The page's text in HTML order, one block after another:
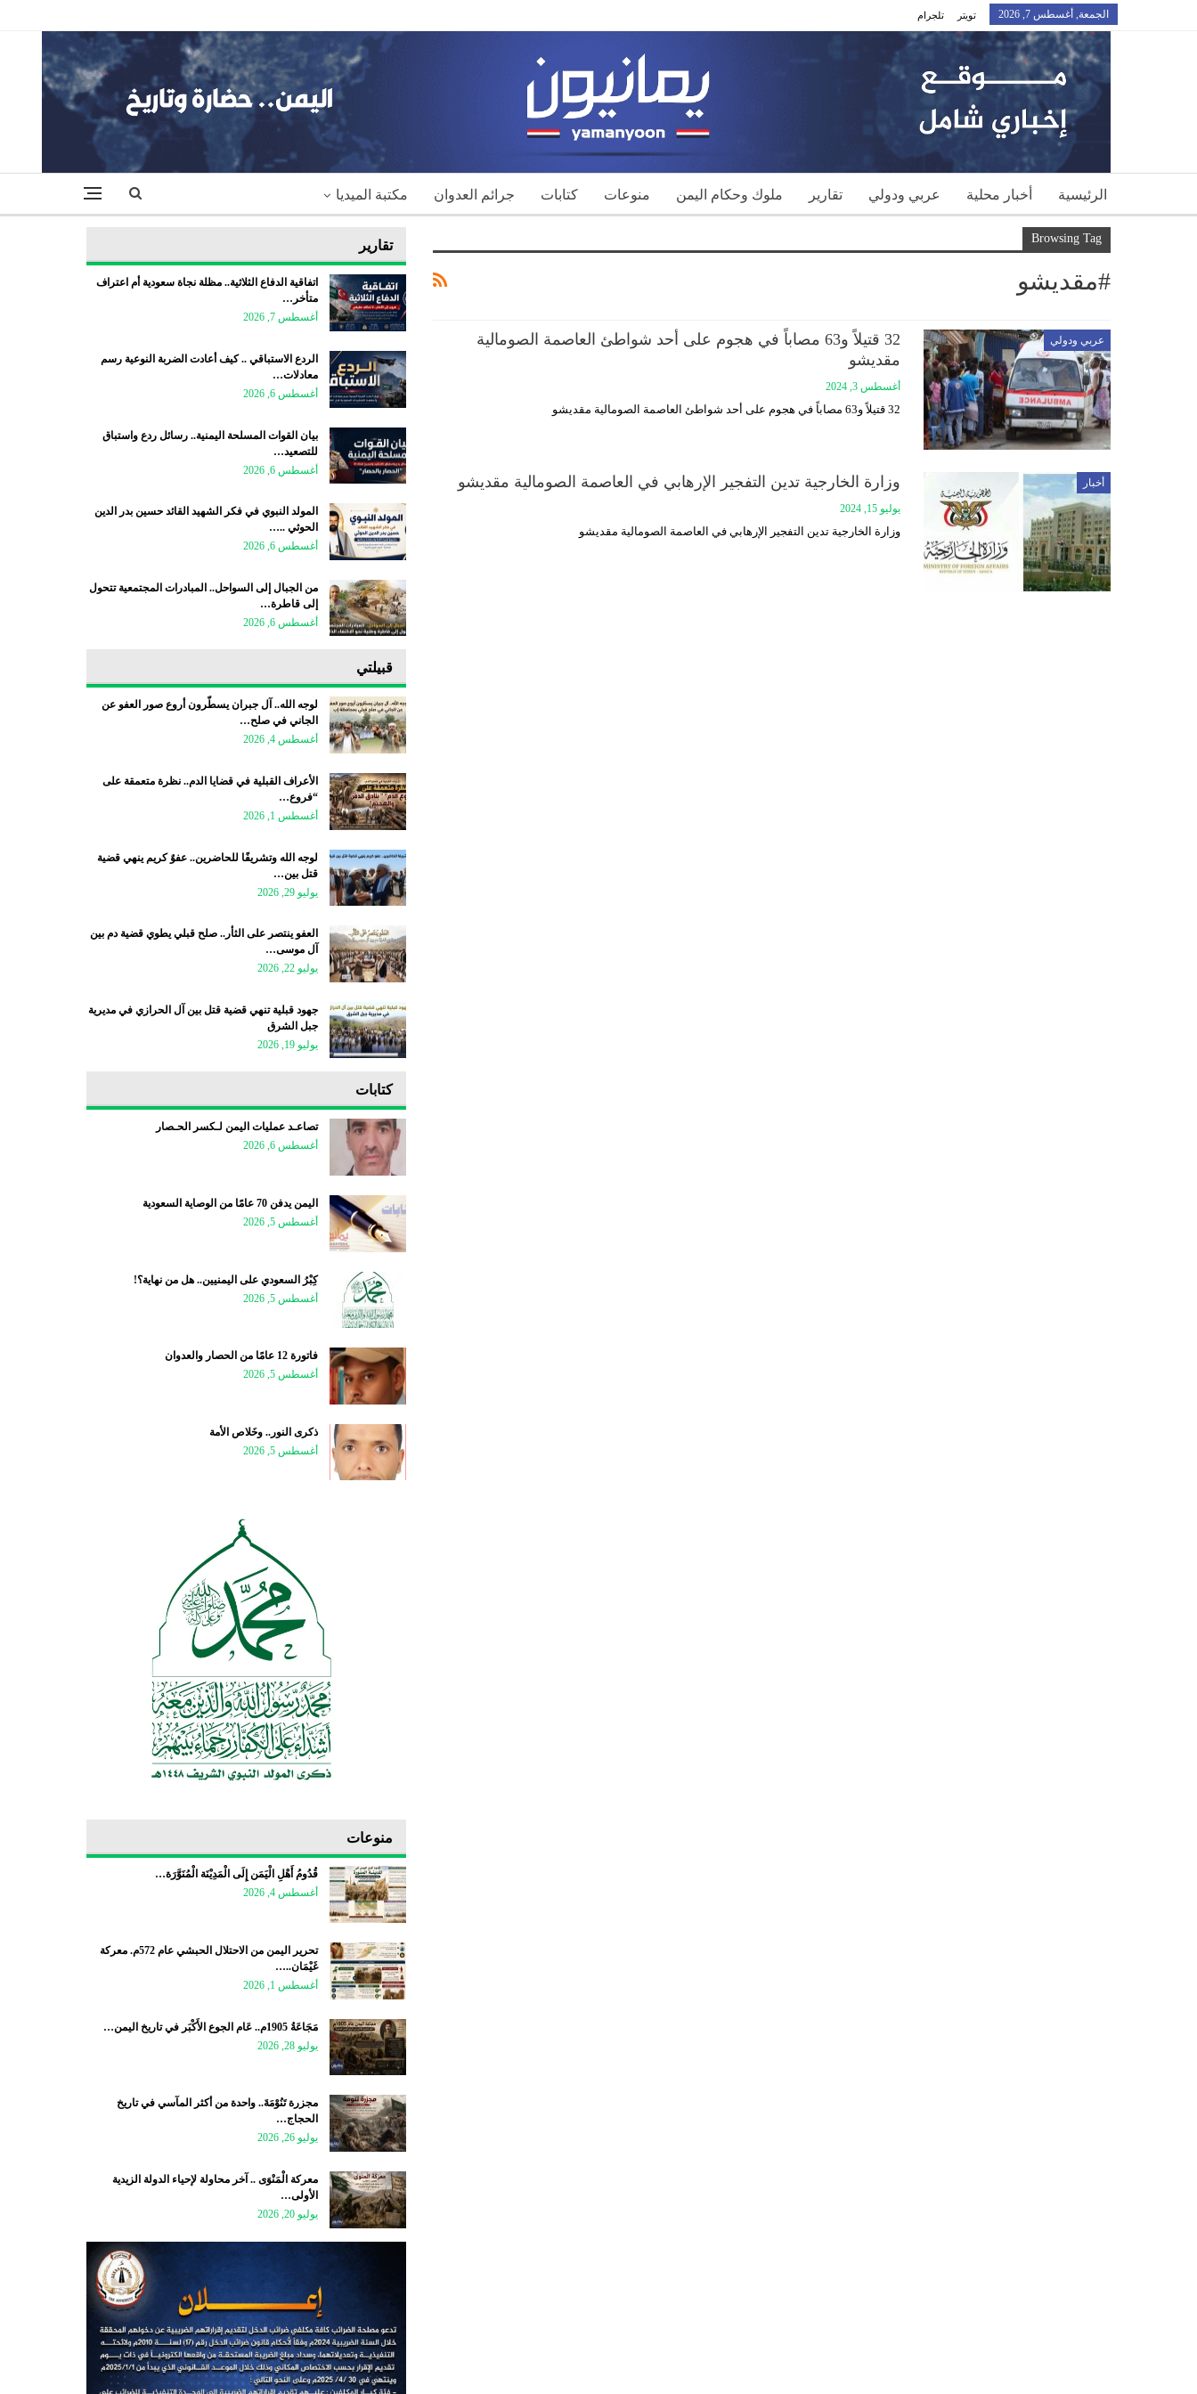
الجمعة, أغسطس 7, 2026 تويتر تلجرام
الرئيسية أخبار محلية عربي ودولي تقارير ملوك وحكام اليمن منوعات كتابات جرائم العدوان مكتبة الميديا
Browsing Tag
#مقديشو
عربي ودولي
32 قتيلاً و63 مصاباً في هجوم على أحد شواطئ العاصمة الصومالية
مقديشو
أغسطس 3, 2024
32 قتيلاً و63 مصاباً في هجوم على أحد شواطئ العاصمة الصومالية مقديشو
أخبار وزارة الخارجية تدين التفجير الإرهابي في العاصمة الصومالية مقديشو
يوليو 15, 2024
وزارة الخارجية تدين التفجير الإرهابي في العاصمة الصومالية مقديشو
تقارير
اتفاقية الدفاع الثلاثية.. مظلة نجاة سعودية أم اعتراف
متأخر…
أغسطس 7, 2026
الردع الاستباقي .. كيف أعادت الضربة النوعية رسم
معادلات…
أغسطس 6, 2026
بيان القوات المسلحة اليمنية.. رسائل ردع واستباق
للتصعيد…
أغسطس 6, 2026
المولد النبوي في فكر الشهيد القائد حسين بدر الدين
الحوثي ..…
أغسطس 6, 2026
من الجبال إلى السواحل.. المبادرات المجتمعية تتحول
إلى قاطرة…
أغسطس 6, 2026
قبيلتي
لوجه الله.. آل جبران يسطّرون أروع صور العفو عن
الجاني في صلح…
أغسطس 4, 2026
الأعراف القبلية في قضايا الدم.. نظرة متعمقة على
“فروع…
أغسطس 1, 2026
لوجه الله وتشريفًا للحاضرين.. عفوٌ كريم ينهي قضية
قتل بين…
يوليو 29, 2026
العفو ينتصر على الثأر.. صلح قبلي يطوي قضية دم بين
آل موسى…
يوليو 22, 2026
جهود قبلية تنهي قضية قتل بين آل الحرازي في مديرية
جبل الشرق
يوليو 19, 2026
كتابات
تصاعـد عمليات اليمن لـكسر الحـصار
أغسطس 6, 2026
اليمن يدفن 70 عامًا من الوصاية السعودية
أغسطس 5, 2026
كِبْرُ السعودي على اليمنيين.. هل من نهاية؟!
أغسطس 5, 2026
فاتورة 12 عامًا من الحصار والعدوان
أغسطس 5, 2026
ذكرى النور.. وخَلاص الأمة
أغسطس 5, 2026
منوعات
قُدُومُ أَهْلِ الْيَمَن إِلَى الْمَدِيْنَة الْمُنَوَّرَة…
أغسطس 4, 2026
تحرير اليمن من الاحتلال الحبشي عام 572م. معركة
غَيْمَان..…
أغسطس 1, 2026
مَجَاعَةُ 1905م.. عَام الجوع الأَكْبَر في تاريخ اليمن…
يوليو 28, 2026
مجزرة تَنُوْمَةَ.. واحدة من أكثر المآسي في تاريخ
الحجاج…
يوليو 26, 2026
معركة الْمَنْوَى .. آخر محاولة لإحياء الدولة الزيدية
الأولى…
يوليو 20, 2026